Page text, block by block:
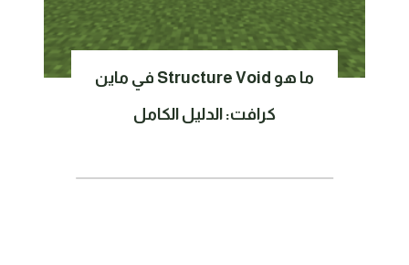
ما هو Structure Void في ماين
كرافت: الدليل الكامل